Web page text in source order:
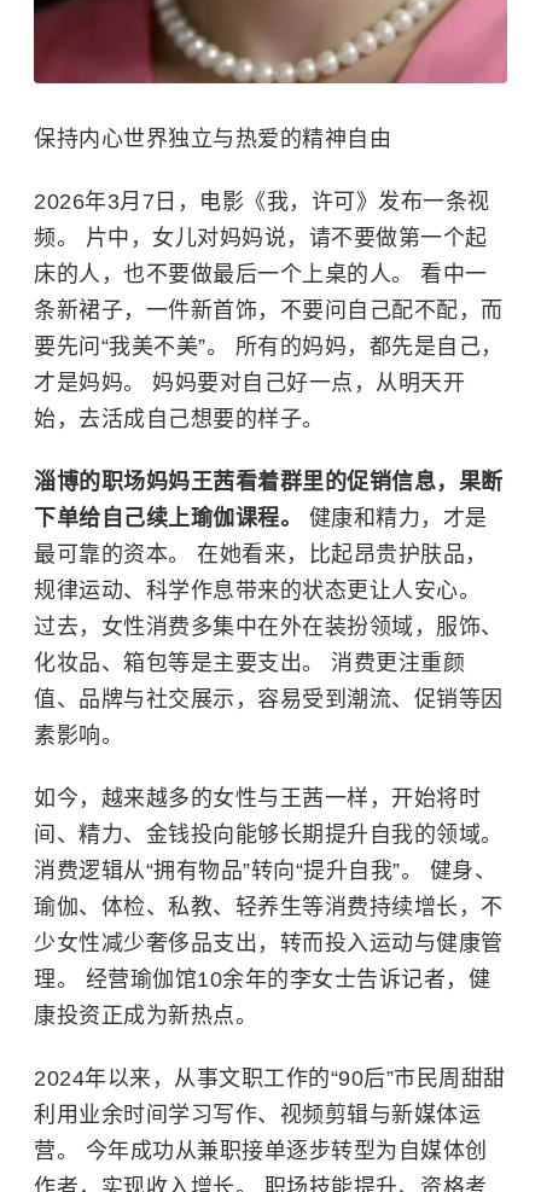
保持内心世界独立与热爱的精神自由
2026年3月7日，电影《我，许可》发布一条视
频。 片中，女儿对妈妈说，请不要做第一个起
床的人，也不要做最后一个上桌的人。 看中一
条新裙子，一件新首饰，不要问自己配不配，而
要先问“我美不美”。 所有的妈妈，都先是自己，
才是妈妈。 妈妈要对自己好一点，从明天开
始，去活成自己想要的样子。
淄博的职场妈妈王茜看着群里的促销信息，果断
下单给自己续上瑜伽课程。 健康和精力，才是
最可靠的资本。 在她看来，比起昂贵护肤品，
规律运动、科学作息带来的状态更让人安心。
过去，女性消费多集中在外在装扮领域，服饰、
化妆品、箱包等是主要支出。 消费更注重颜
值、品牌与社交展示，容易受到潮流、促销等因
素影响。
如今，越来越多的女性与王茜一样，开始将时
间、精力、金钱投向能够长期提升自我的领域。
消费逻辑从“拥有物品”转向“提升自我”。 健身、
瑜伽、体检、私教、轻养生等消费持续增长，不
少女性减少奢侈品支出，转而投入运动与健康管
理。 经营瑜伽馆10余年的李女士告诉记者，健
康投资正成为新热点。
2024年以来，从事文职工作的“90后”市民周甜甜
利用业余时间学习写作、视频剪辑与新媒体运
营。 今年成功从兼职接单逐步转型为自媒体创